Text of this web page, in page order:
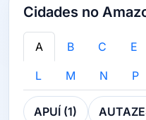
Cidades no
A B C E
L M N P
APUÍ (1)